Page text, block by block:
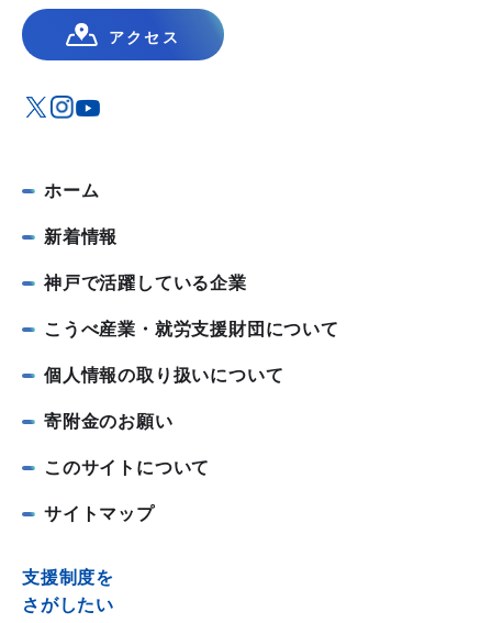
アクセス
ホーム
新着情報
神戸で活躍している企業
こうべ産業・就労支援財団について
個人情報の取り扱いについて
寄附金のお願い
このサイトについて
サイトマップ
支援制度を
さがしたい